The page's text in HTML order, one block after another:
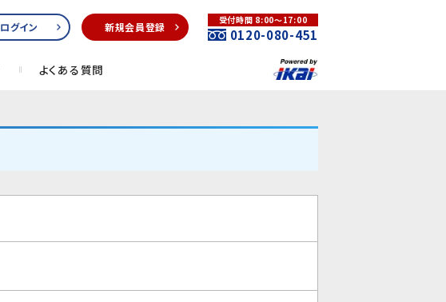
ログイン 新規会員登録
受付時間 8:00～17:00
0120-080-451
よくある質問